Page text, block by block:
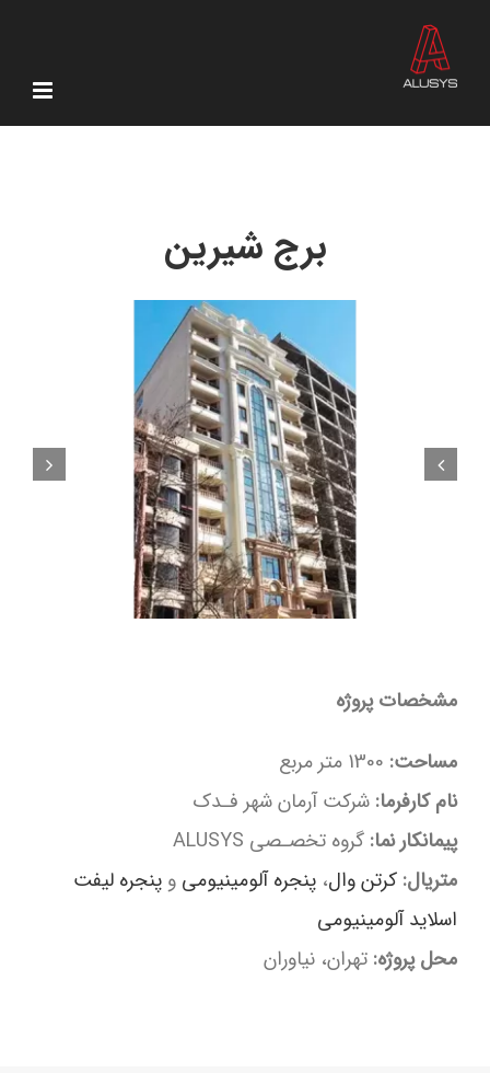
content
برج شیرین
مشخصات پروژه
مساحت:
نام کارفرما: شرکت آرمان شهر فـدک
پیمانکار نما: گروه تخصـصی ALUSYS
متریال: کرتن وال، پنجره آلومینیومی و پنجره لیفت
اسلاید آلومینیومی
محل پروژه: تهران، نیاوران